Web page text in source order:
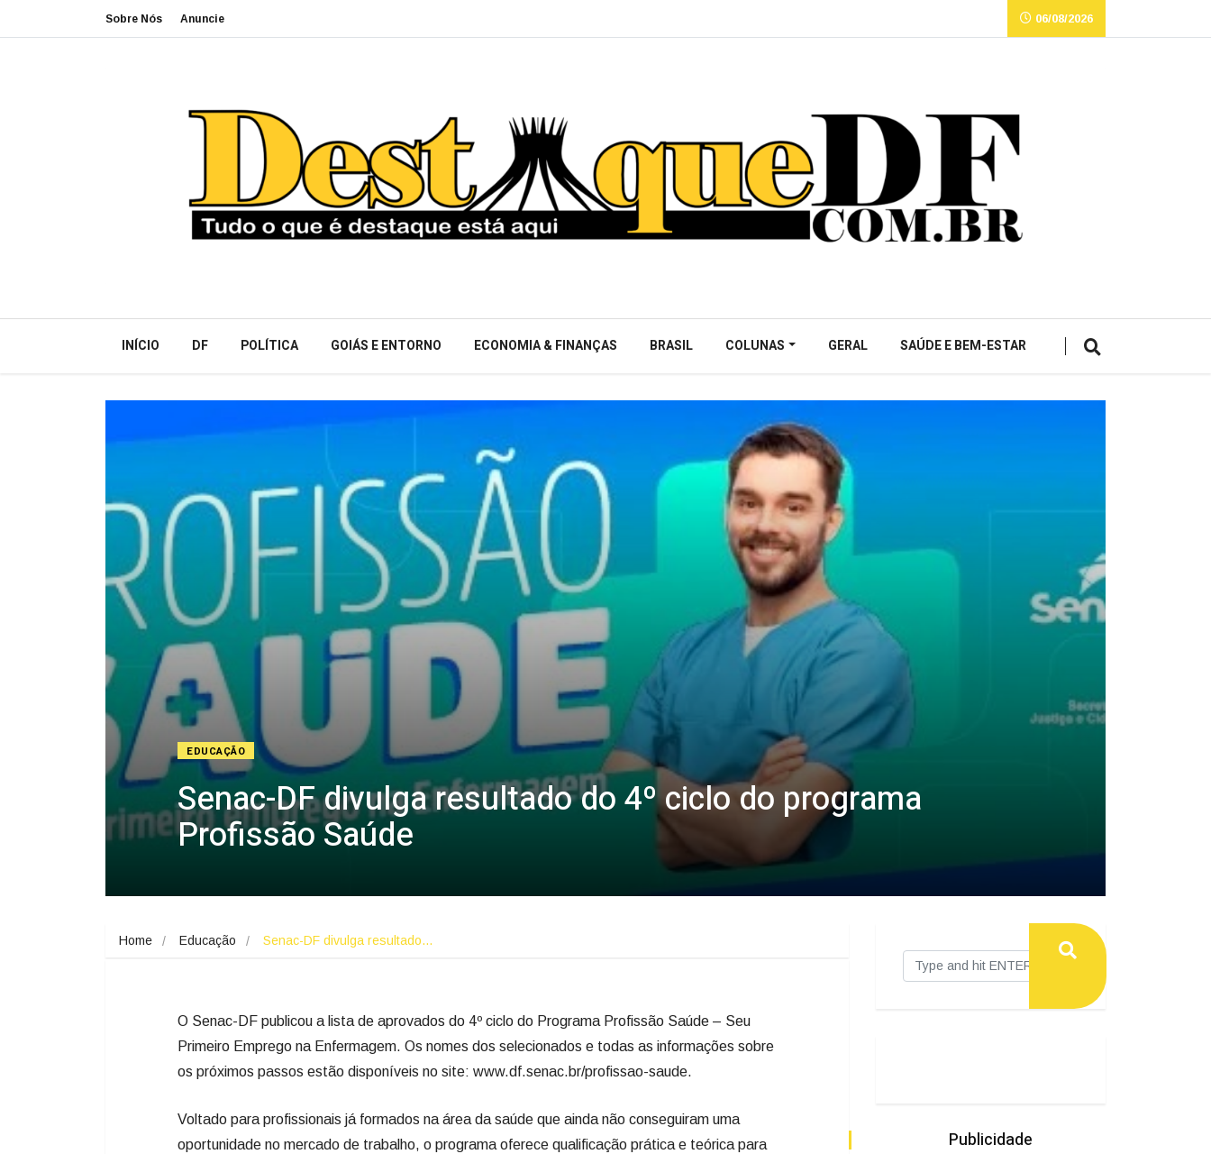
Sobre Nós Anuncie 06/08/2026
INÍCIO DF POLÍTICA GOIÁS E ENTORNO ECONOMIA & FINANÇAS BRASIL COLUNAS GERAL SAÚDE E BEM-ESTAR
EDUCAÇÃO
Senac-DF divulga resultado do 4º ciclo do programa
Profissão Saúde
Home Educação Senac-DF divulga resultado…
O Senac-DF publicou a lista de aprovados do 4º ciclo do Programa Profissão Saúde – Seu
Primeiro Emprego na Enfermagem. Os nomes dos selecionados e todas as informações sobre
os próximos passos estão disponíveis no site: www.df.senac.br/profissao-saude.
Voltado para profissionais já formados na área da saúde que ainda não conseguiram uma
oportunidade no mercado de trabalho, o programa oferece qualificação prática e teórica para
Publicidade